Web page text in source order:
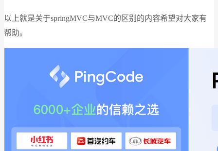
以上就是关于springMVC与MVC的区别的内容希望对大家有
帮助。